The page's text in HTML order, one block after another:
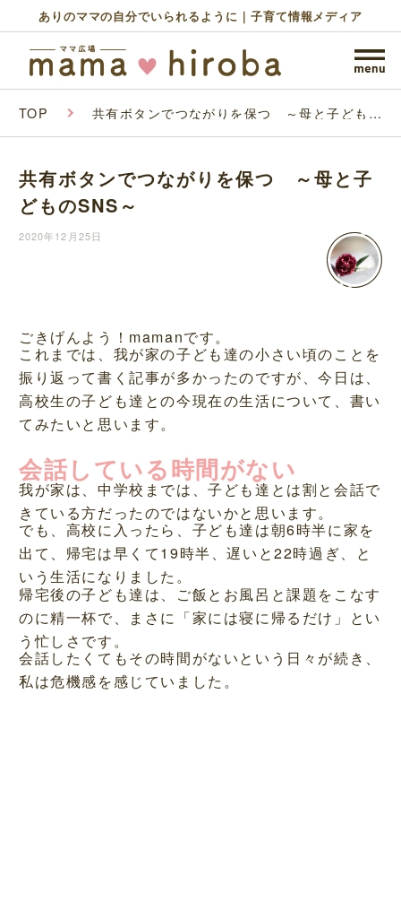
ありのママの自分でいられるように｜子育て情報メディア
TOP 共有ボタンでつながりを保つ ～母と子どもの
共有ボタンでつながりを保つ ～母と子
どものSNS～
2020年12月25日
ごきげんよう！mamanです。
これまでは、我が家の子ども達の小さい頃のことを
振り返って書く記事が多かったのですが、今日は、
高校生の子ども達との今現在の生活について、書い
てみたいと思います。
会話している時間がない
我が家は、中学校までは、子ども達とは割と会話で
きている方だったのではないかと思います。
でも、高校に入ったら、子ども達は朝6時半に家を
出て、帰宅は早くて19時半、遅いと22時過ぎ、と
いう生活になりました。
帰宅後の子ども達は、ご飯とお風呂と課題をこなす
のに精一杯で、まさに「家には寝に帰るだけ」とい
う忙しさです。
会話したくてもその時間がないという日々が続き、
私は危機感を感じていました。